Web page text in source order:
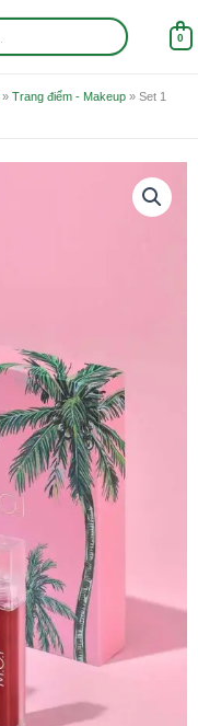
0
» Trang điểm - Makeup » Set 1